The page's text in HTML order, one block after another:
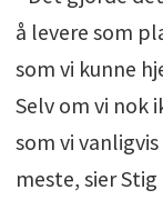
å levere som
som vi kunne
Selv om vi nok
som vi
meste, sier Stig